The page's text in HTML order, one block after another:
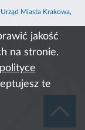
jakość
na stronie.
polityce
te
Urząd Miasta Krakowa,